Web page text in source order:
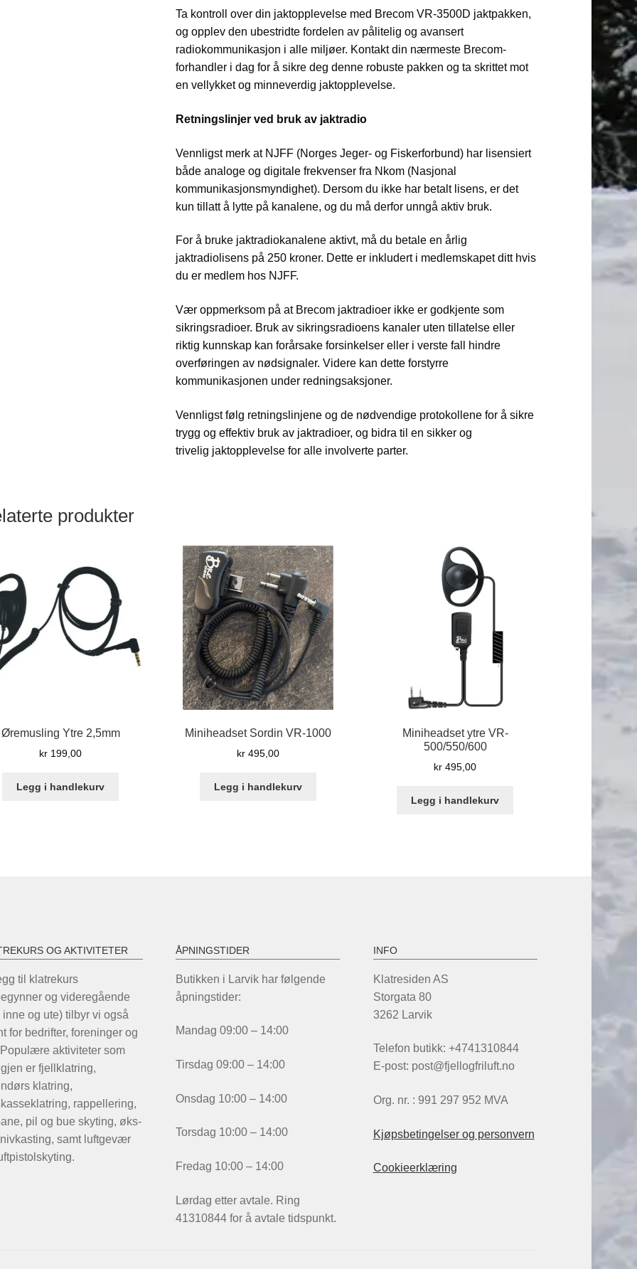
Ta kontroll over din jaktopplevelse med Brecom VR-3500D jaktpakken,
og opplev den ubestridte fordelen av pålitelig og avansert
radiokommunikasjon i alle miljøer. Kontakt din nærmeste Brecom-
forhandler i dag for å sikre deg denne robuste pakken og ta skrittet mot
en vellykket og minneverdig jaktopplevelse.
Retningslinjer ved bruk av jaktradio
Vennligst merk at NJFF (Norges Jeger- og Fiskerforbund) har lisensiert
både analoge og digitale frekvenser fra Nkom (Nasjonal
kommunikasjonsmyndighet). Dersom du ikke har betalt lisens, er det
kun tillatt å lytte på kanalene, og du må derfor unngå aktiv bruk.
For å bruke jaktradiokanalene aktivt, må du betale en årlig
jaktradiolisens på 250 kroner. Dette er inkludert i medlemskapet ditt hvis
du er medlem hos NJFF.
Vær oppmerksom på at Brecom jaktradioer ikke er godkjente som
sikringsradioer. Bruk av sikringsradioens kanaler uten tillatelse eller
riktig kunnskap kan forårsake forsinkelser eller i verste fall hindre
overføringen av nødsignaler. Videre kan dette forstyrre
kommunikasjonen under redningsaksjoner.
Vennligst følg retningslinjene og de nødvendige protokollene for å sikre
trygg og effektiv bruk av jaktradioer, og bidra til en sikker og
trivelig jaktopplevelse for alle involverte parter.
produkter
Øremusling Ytre 2,5mm
kr 199,00
Legg i handlekurv
Miniheadset Sordin VR-1000
kr495,00
Legg i handlekurv
Miniheadset ytre VR-
500/550/600
kr 495,00
Legg i handlekurv
OG AKTIVITETER
til klatrekurs
og videregående
inne og ute) tilbyr vi også
for bedrifter, foreninger og
aktiviteter som
er fjellklatring,
klatring,
rappellering,
pil og bue skyting, øks-
samt luftgevær
ÅPNINGSTIDER
Butikken i Larvik har følgende
åpningstider:
Mandag 09:00 – 14:00
Tirsdag 09:00 – 14:00
Onsdag 10:00 – 14:00
Torsdag 10:00 – 14:00
Fredag 10:00 – 14:00
Lørdag etter avtale. Ring
41310844 for å avtale tidspunkt.
INFO
Klatresiden AS
Storgata 80
3262 Larvik
Telefon butikk: +4741310844
E-post: post@fjellogfriluft.no
Org. nr. : 991 297 952 MVA
Kjøpsbetingelser og personvern
Cookieerklæring